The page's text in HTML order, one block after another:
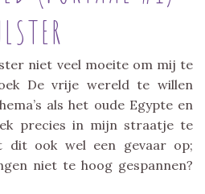
niet veel moeite om mij te
De vrije wereld te willen
als het oude Egypte en
precies in mijn straatje te
dit ook wel een gevaar op;
niet te hoog gespannen?